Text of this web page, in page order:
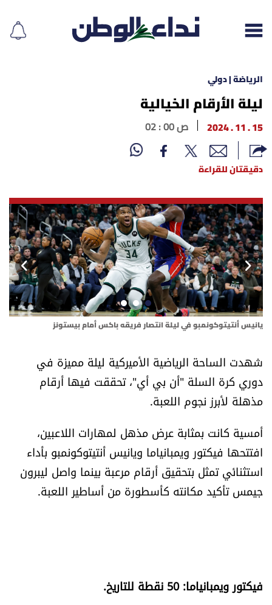
إقرأ الجريدة
لبنان
نداء اليوم
محليات
أسرار
متفرقات
خاص الموقع
كتّابنا
تحت المجهر
آراء
الصحافة الإسرائيلية
الرياضة | دولي
ليلة الأرقام الخيالية
15 . 11 . 2024 02 : 00 ص
دقيقتان للقراءة
يانيس أنتيتوكونمبو في ليلة انتصار فريقه باكس أمام بيستونز
شهدت الساحة الرياضية الأميركية ليلة مميزة في
دوري كرة السلة "أن بي أي"، تحققت فيها أرقام
مذهلة لأبرز نجوم اللعبة.
أمسية كانت بمثابة عرض مذهل لمهارات اللاعبين،
افتتحها فيكتور ويمبانياما ويانيس أنتيتوكونمبو بأداء
استثنائي تمثل بتحقيق أرقام مرعبة بينما واصل ليبرون
جيمس تأكيد مكانته كأسطورة من أساطير اللعبة.
فيكتور ويمبانياما: 50 نقطة للتاريخ.